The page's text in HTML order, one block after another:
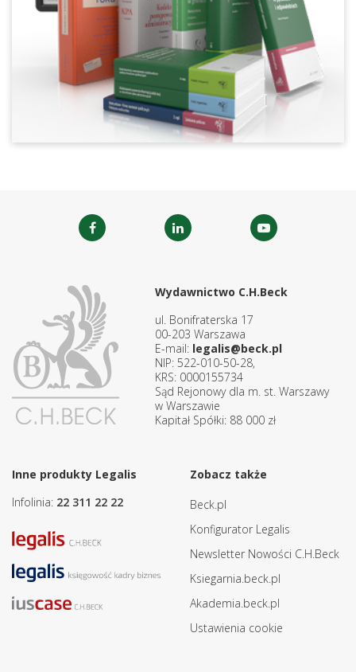
Wydawnictwo C.H.Beck
ul. Bonifraterska 17
00-203 Warszawa
E-mail: legalis@beck.pl
NIP: 522-010-50-28,
KRS: 0000155734
Sąd Rejonowy dla m. st. Warszawy
w Warszawie
Kapitał Spółki: 88 000 zł
Inne produkty Legalis
Infolinia: 22 311 22 22
Zobacz także
Beck.pl
Konfigurator Legalis
Newsletter Nowości C.H.Beck
Ksiegarnia.beck.pl
Akademia.beck.pl
Ustawienia cookie